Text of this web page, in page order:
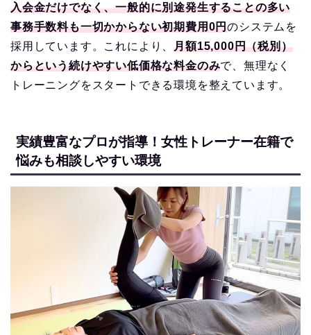
入会金だけでなく、一般的に別途発生することの多い
事務手数料も一切かからない初期費用0円のシステムを
採用しています。これにより、月額15,000円（税別）
からという続けやすい低価格な料金のみで、無理なく
トレーニングをスタートできる環境を整えています。
実績豊富なプロが指導！女性トレーナー在籍で
悩みも相談しやすい環境